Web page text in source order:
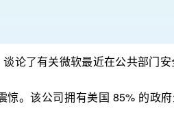
论了有关微软最近在公共部门安
。该公司拥有美国 85% 的政